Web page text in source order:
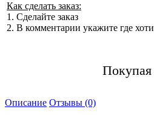
Как сделать заказ:
1. Сделайте заказ
2. В комментарии укажите где
Описание Отзывы (0)